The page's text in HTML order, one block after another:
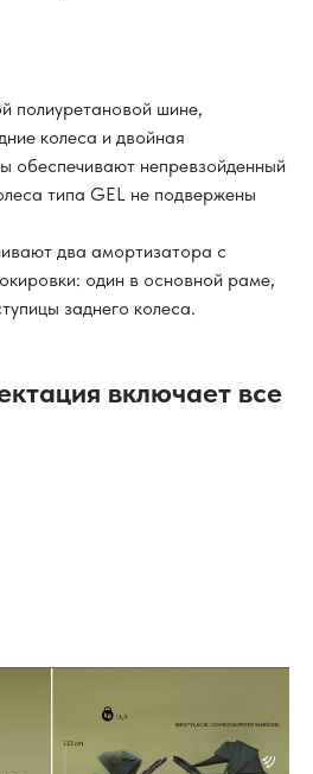
полиуретановой шине,
колеса и двойная
обеспечивают непревзойденный
типа GEL не подвержены
два амортизатора с
один в основной раме,
заднего колеса.
включает все